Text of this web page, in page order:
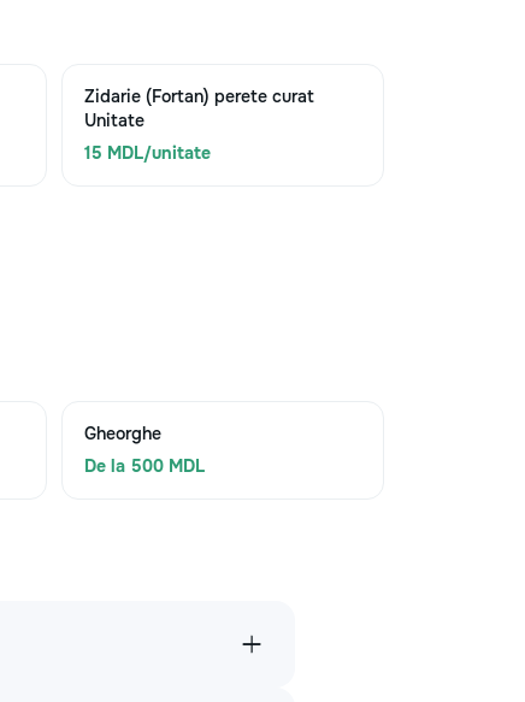
Zidarie (Fortan) perete curat
Unitate
15 MDL/unitate
Gheorghe
De la 500 MDL